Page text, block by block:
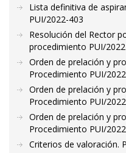
Lista definitiva de
PUI/2022-403
Resolución del Rector
procedimiento PUI/
Orden de prelación y
Procedimiento PUI/
Orden de prelación y
Procedimiento PUI/
Orden de prelación y
Procedimiento PUI/
Criterios de valoración.